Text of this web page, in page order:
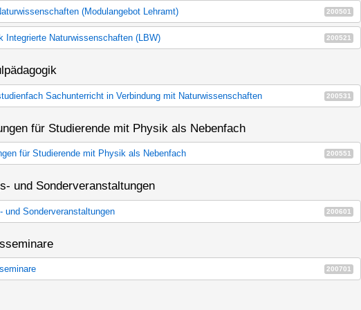
(Modulangebot Lehramt) 200501
387a_m60
Integrierte Naturwissenschaften (LBW) 200521
Sachunterricht in Verbindung mit Naturwissenschaften 200531
für Studierende mit Physik als Nebenfach
für Studierende mit Physik als Nebenfach 200551
und Sonderveranstaltungen
und Sonderveranstaltungen 200601
200701